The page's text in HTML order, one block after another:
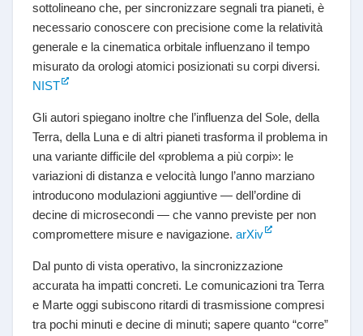
sottolineano che, per sincronizzare segnali tra pianeti, è
necessario conoscere con precisione come la relatività
generale e la cinematica orbitale influenzano il tempo
misurato da orologi atomici posizionati su corpi diversi.
NIST
Gli autori spiegano inoltre che l’influenza del Sole, della
Terra, della Luna e di altri pianeti trasforma il problema in
una variante difficile del «problema a più corpi»: le
variazioni di distanza e velocità lungo l’anno marziano
introducono modulazioni aggiuntive — dell’ordine di
decine di microsecondi — che vanno previste per non
compromettere misure e navigazione. arXiv
Dal punto di vista operativo, la sincronizzazione
accurata ha impatti concreti. Le comunicazioni tra Terra
e Marte oggi subiscono ritardi di trasmissione compresi
tra pochi minuti e decine di minuti; sapere quanto “corre”